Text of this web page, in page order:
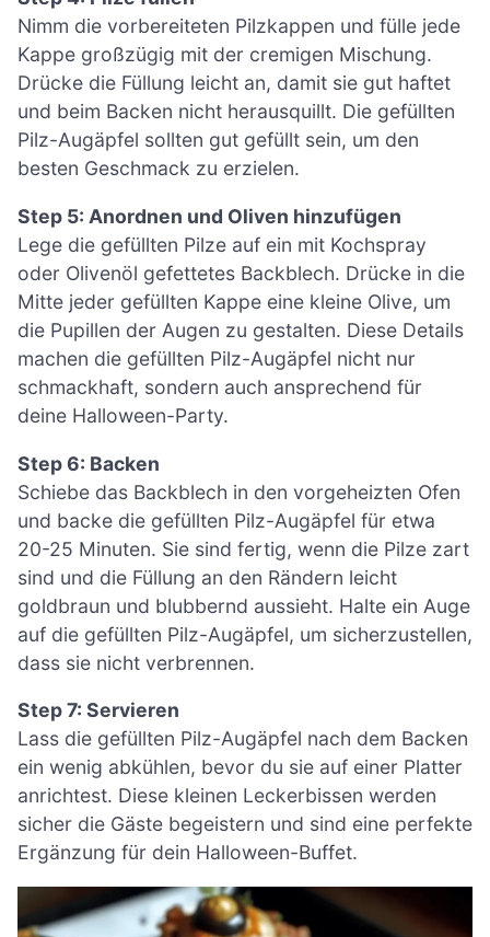
Nimm die vorbereiteten Pilzkappen und fülle jede
Kappe großzügig mit der cremigen Mischung.
Drücke die Füllung leicht an, damit sie gut haftet
und beim Backen nicht herausquillt. Die gefüllten
Pilz-Augäpfel sollten gut gefüllt sein, um den
besten Geschmack zu erzielen.
Step 5: Anordnen und Oliven hinzufügen
Lege die gefüllten Pilze auf ein mit Kochspray
oder Olivenöl gefettetes Backblech. Drücke in die
Mitte jeder gefüllten Kappe eine kleine Olive, um
die Pupillen der Augen zu gestalten. Diese Details
machen die gefüllten Pilz-Augäpfel nicht nur
schmackhaft, sondern auch ansprechend für
deine Halloween-Party.
Step 6: Backen
Schiebe das Backblech in den vorgeheizten Ofen
und backe die gefüllten Pilz-Augäpfel für etwa
20-25 Minuten. Sie sind fertig, wenn die Pilze zart
sind und die Füllung an den Rändern leicht
goldbraun und blubbernd aussieht. Halte ein Auge
auf die gefüllten Pilz-Augäpfel, um sicherzustellen,
dass sie nicht verbrennen.
Step 7: Servieren
Lass die gefüllten Pilz-Augäpfel nach dem Backen
ein wenig abkühlen, bevor du sie auf einer Platter
anrichtest. Diese kleinen Leckerbissen werden
sicher die Gäste begeistern und sind eine perfekte
Ergänzung für dein Halloween-Buffet.